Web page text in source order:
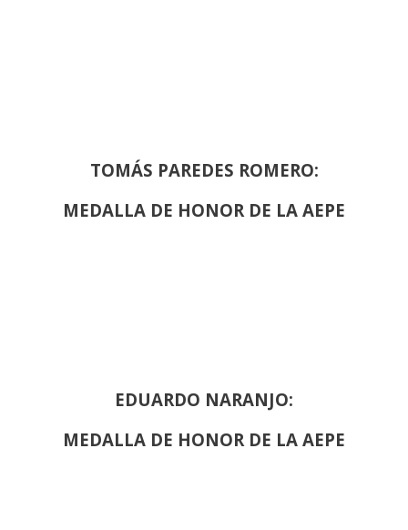
TOMÁS PAREDES ROMERO:
MEDALLA DE HONOR DE LA AEPE
EDUARDO NARANJO:
MEDALLA DE HONOR DE LA AEPE